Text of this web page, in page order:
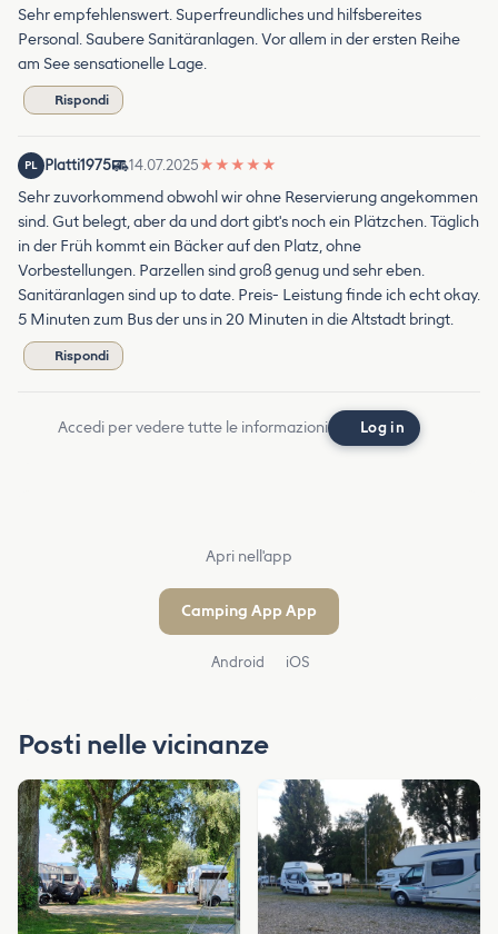
Sehr empfehlenswert. Superfreundliches und hilfsbereites
Personal. Saubere Sanitäranlagen. Vor allem in der ersten Reihe
am See sensationelle Lage.
Rispondi
PL Platti1975 14.07.2025★ ★ ★ ★ ★
Sehr zuvorkommend obwohl wir ohne Reservierung angekommen
sind. Gut belegt, aber da und dort gibt's noch ein Plätzchen. Täglich
in der Früh kommt ein Bäcker auf den Platz, ohne
Vorbestellungen. Parzellen sind groß genug und sehr eben.
Sanitäranlagen sind up to date. Preis- Leistung finde ich echt okay.
5 Minuten zum Bus der uns in 20 Minuten in die Altstadt bringt.
Rispondi
Accedi per vedere tutte le informazioni Log in
Apri nell'app
Camping App App
Android iOS
Posti nelle vicinanze